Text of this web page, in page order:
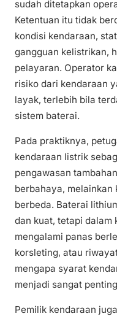
sudah ditetapkan
Ketentuan itu tidak
kondisi kendaraan,
gangguan kelistrikan,
pelayaran. Operator
risiko dari kendaraan
layak, terlebih bila
sistem baterai.
Pada praktiknya,
kendaraan listrik
pengawasan
berbahaya,
berbeda. Baterai
dan kuat, tetapi dalam
mengalami panas
korsleting, atau
mengapa syarat
menjadi sangat
Pemilik kendaraan